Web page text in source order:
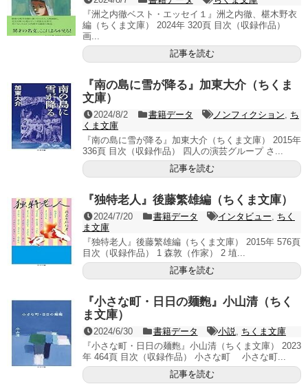
『洲之内徹ベスト・エッセイ１』洲之内徹、椹木野衣
編（ちくま文庫） 2024年 320頁 目次（収録作品）
画...
記事を読む
『南の島に雪が降る』加東大介（ちくま
文庫）
2024/8/2 書籍データ ノンフィクション, ち
くま文庫
『南の島に雪が降る』加東大介（ちくま文庫） 2015年
336頁 目次（収録作品） 四人の演芸グループ さ...
記事を読む
『独特老人』後藤繁雄編（ちくま文庫）
2024/7/20 書籍データ インタビュー, ちく
ま文庫
『独特老人』後藤繁雄編（ちくま文庫） 2015年 576頁
目次（収録作品） 1 森敦（作家） 2 埴...
記事を読む
『小さな町・日日の麺麭』小山清（ちく
ま文庫）
2024/6/30 書籍データ 小説, ちくま文庫
『小さな町・日日の麺麭』小山清（ちくま文庫） 2023
年 464頁 目次（収録作品） 小さな町 小さな町...
記事を読む